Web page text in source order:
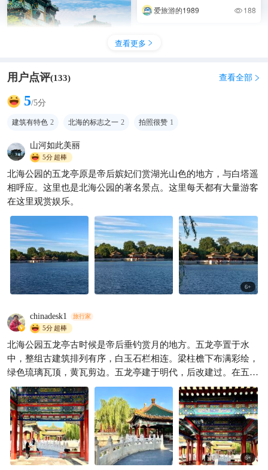
芳华
chinadesk1
爱旅游的1989  188
查看更多 
用户点评(133) 查看全部 
5/5分
建筑有特色 2 北海的标志之一 2 拍照很赞 1
山河如此美丽
5分超棒
北海公园的五龙亭原是帝后嫔妃们赏湖光山色的地方，与白塔遥
相呼应。这里也是北海公园的著名景点。这里每天都有大量游客
在这里观赏娱乐。
6+
chinadesk1 旅行家
5分超棒
北海公园五龙亭古时候是帝后垂钓赏月的地方。五龙亭置于水
中，整组古建筑排列有序，白玉石栏相连。梁柱檐下布满彩绘，
绿色琉璃瓦顶，黄瓦剪边。五龙亭建于明代，后改建过。在五龙
亭眺望巍巍白塔，不同时辰不一样的画面。现在五龙亭是百姓休
闲之地，特别是京剧票友集聚，高手名角唱腔优美。
6+